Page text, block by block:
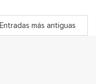
Entradas más antiguas